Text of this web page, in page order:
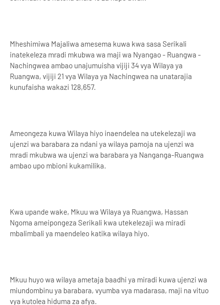
Mheshimiwa Majaliwa amesema kuwa kwa sasa Serikali
inatekeleza mradi mkubwa wa maji wa Nyangao - Ruangwa -
Nachingwea ambao unajumuisha vijiji 34 vya Wilaya ya
Ruangwa, vijiji 21 vya Wilaya ya Nachingwea na unatarajia
kunufaisha wakazi 128,657.
Ameongeza kuwa Wilaya hiyo inaendelea na utekelezaji wa
ujenzi wa barabara za ndani ya wilaya pamoja na ujenzi wa
mradi mkubwa wa ujenzi wa barabara ya Nanganga-Ruangwa
ambao upo mbioni kukamilika.
Kwa upande wake, Mkuu wa Wilaya ya Ruangwa, Hassan
Ngoma ameipongeza Serikali kwa utekelezaji wa miradi
mbalimbali ya maendeleo katika wilaya hiyo.
Mkuu huyo wa wilaya ametaja baadhi ya miradi kuwa ujenzi wa
miundombinu ya barabara, vyumba vya madarasa, maji na vituo
vya kutolea hiduma za afya.